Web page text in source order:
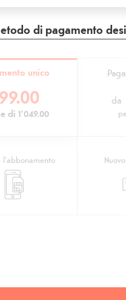
di pagamento
unico
di 1’049.00
da
l'abbonamento